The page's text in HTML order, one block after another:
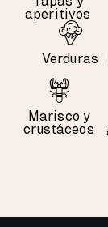
aperitivos
Verduras
Marisco y
crustáceos